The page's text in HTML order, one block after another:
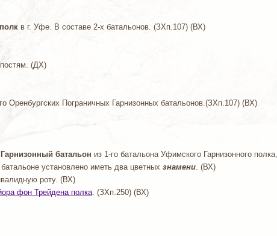
в г. Уфе. В составе 2-х батальонов. (ЗХп.107) (ВХ)
(ДХ)
Пограничных Гарнизонных батальонов.(ЗХп.107) (ВХ)
батальон из 1-го батальона Уфимского Гарнизонного
установлено иметь два цветных знамени. (ВХ)
роту. (ВХ)
фон Трейдена полка. (ЗХп.250) (ВХ)